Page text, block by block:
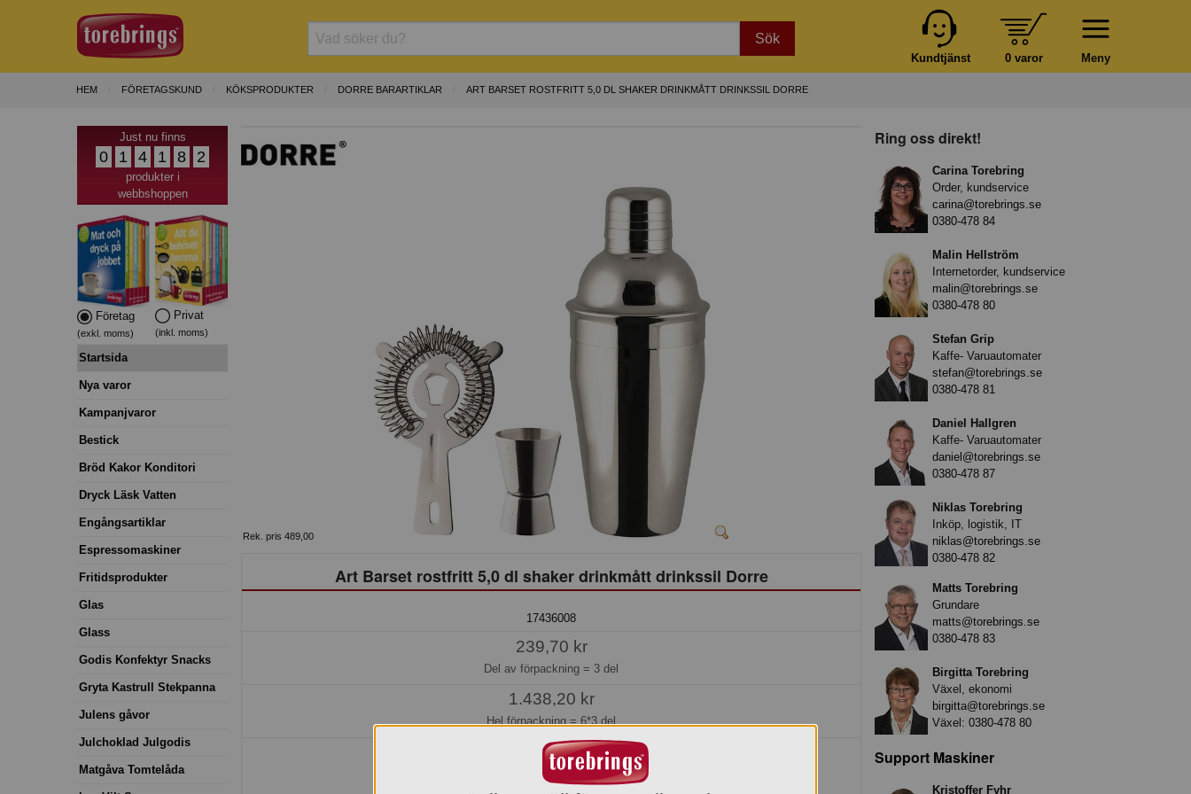
Sök
Meny
0 varor
Kundtjänst
HEM FÖRETAGSKUND KÖKSPRODUKTER DORRE BARARTIKLAR ART BARSET ROSTFRITT 5,0 DL SHAKER DRINKMÅTT DRINKSSIL DORRE
Just nu finns
0 1 4 1 8 2
produkter i
webbshoppen
Företag
(exkl. moms)
Privat
(inkl. moms)
Startsida
Nya varor
Kampanjvaror
Bestick
Bröd Kakor Konditori
Dryck Läsk Vatten
Engångsartiklar
Espressomaskiner
Fritidsprodukter
Glas
Glass
Godis Konfektyr Snacks
Gryta Kastrull Stekpanna
Julens gåvor
Julchoklad Julgodis
Matgåva Tomtelåda
Rek. pris 489,00
Art Barset rostfritt 5,0 dl shaker drinkmått drinkssil Dorre
17436008
239,70 kr
Del av förpackning = 3 del
1.438,20 kr
Hel förpackning =6*3 del
Jmf.pris:79,90kr/st
Beställningsvara
Ring oss direkt!
Carina Torebring
Order, kundservice
carina@torebrings.se
0380-478 84
Malin Hellström
Internetorder, kundservice
malin@torebrings.se
0380-478 80
Stefan Grip
Kaffe- Varuautomater
stefan@torebrings.se
0380-478 81
Daniel Hallgren
Kaffe- Varuautomater
daniel@torebrings.se
0380-478 87
Niklas Torebring
Inköp, logistik, IT
niklas@torebrings.se
0380-478 82
Matts Torebring
Grundare
matts@torebrings.se
0380-478 83
Birgitta Torebring
Växel, ekonomi
birgitta@torebrings.se
Växel: 0380-478 80
Support Maskiner
Kristoffer Fyhr